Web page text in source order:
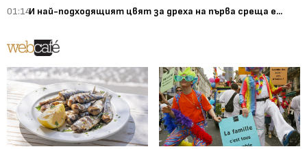
01:14И най-подходящият цвят за дреха на първа среща е...